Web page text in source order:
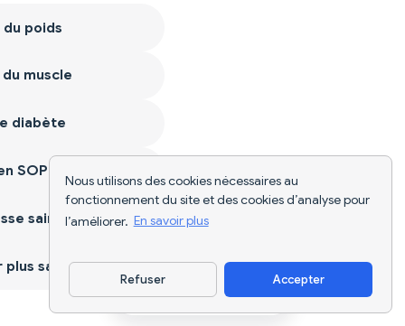
Nous utilisons des cookies nécessaires au
fonctionnement du site et des cookies d’analyse pour
l’améliorer. En savoir plus
Refuser Accepter
Télécharger l'appli
poids
muscle
diabète
SOPK
saine
sain